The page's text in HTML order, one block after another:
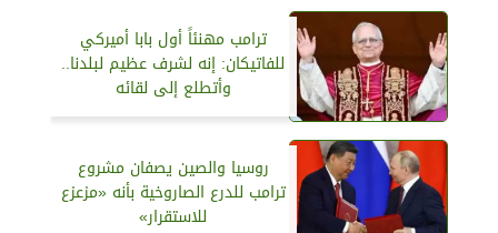
ترامب مهنئاً أول بابا أميركي
للفاتيكان: إنه لشرف عظيم لبلدنا..
وأتطلع إلى لقائه
روسيا والصين يصفان مشروع
ترامب للدرع الصاروخية بأنه «مزعزع
للاستقرار»